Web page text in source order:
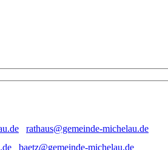
rathaus@gemeinde-michelau.de
baetz@gemeinde-michelau.de